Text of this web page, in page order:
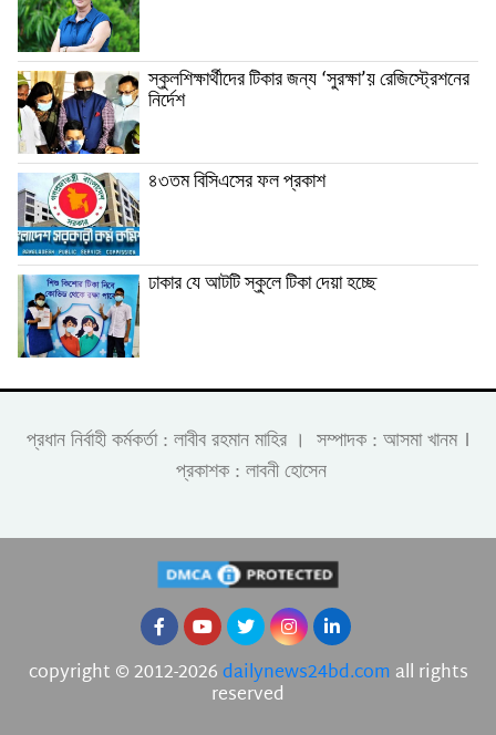
স্কুলশিক্ষার্থীদের টিকার জন্য ‘সুরক্ষা’য় রেজিস্ট্রেশনের
নির্দেশ
৪৩তম বিসিএসের ফল প্রকাশ
ঢাকার যে আটটি স্কুলে টিকা দেয়া হচ্ছে
প্রধান নির্বাহী কর্মকর্তা : লাবীব রহমান মাহির । সম্পাদক : আসমা খানম ।
প্রকাশক : লাবনী হোসেন
copyright © 2012-2026dailynews24bd.com all rights
reserved